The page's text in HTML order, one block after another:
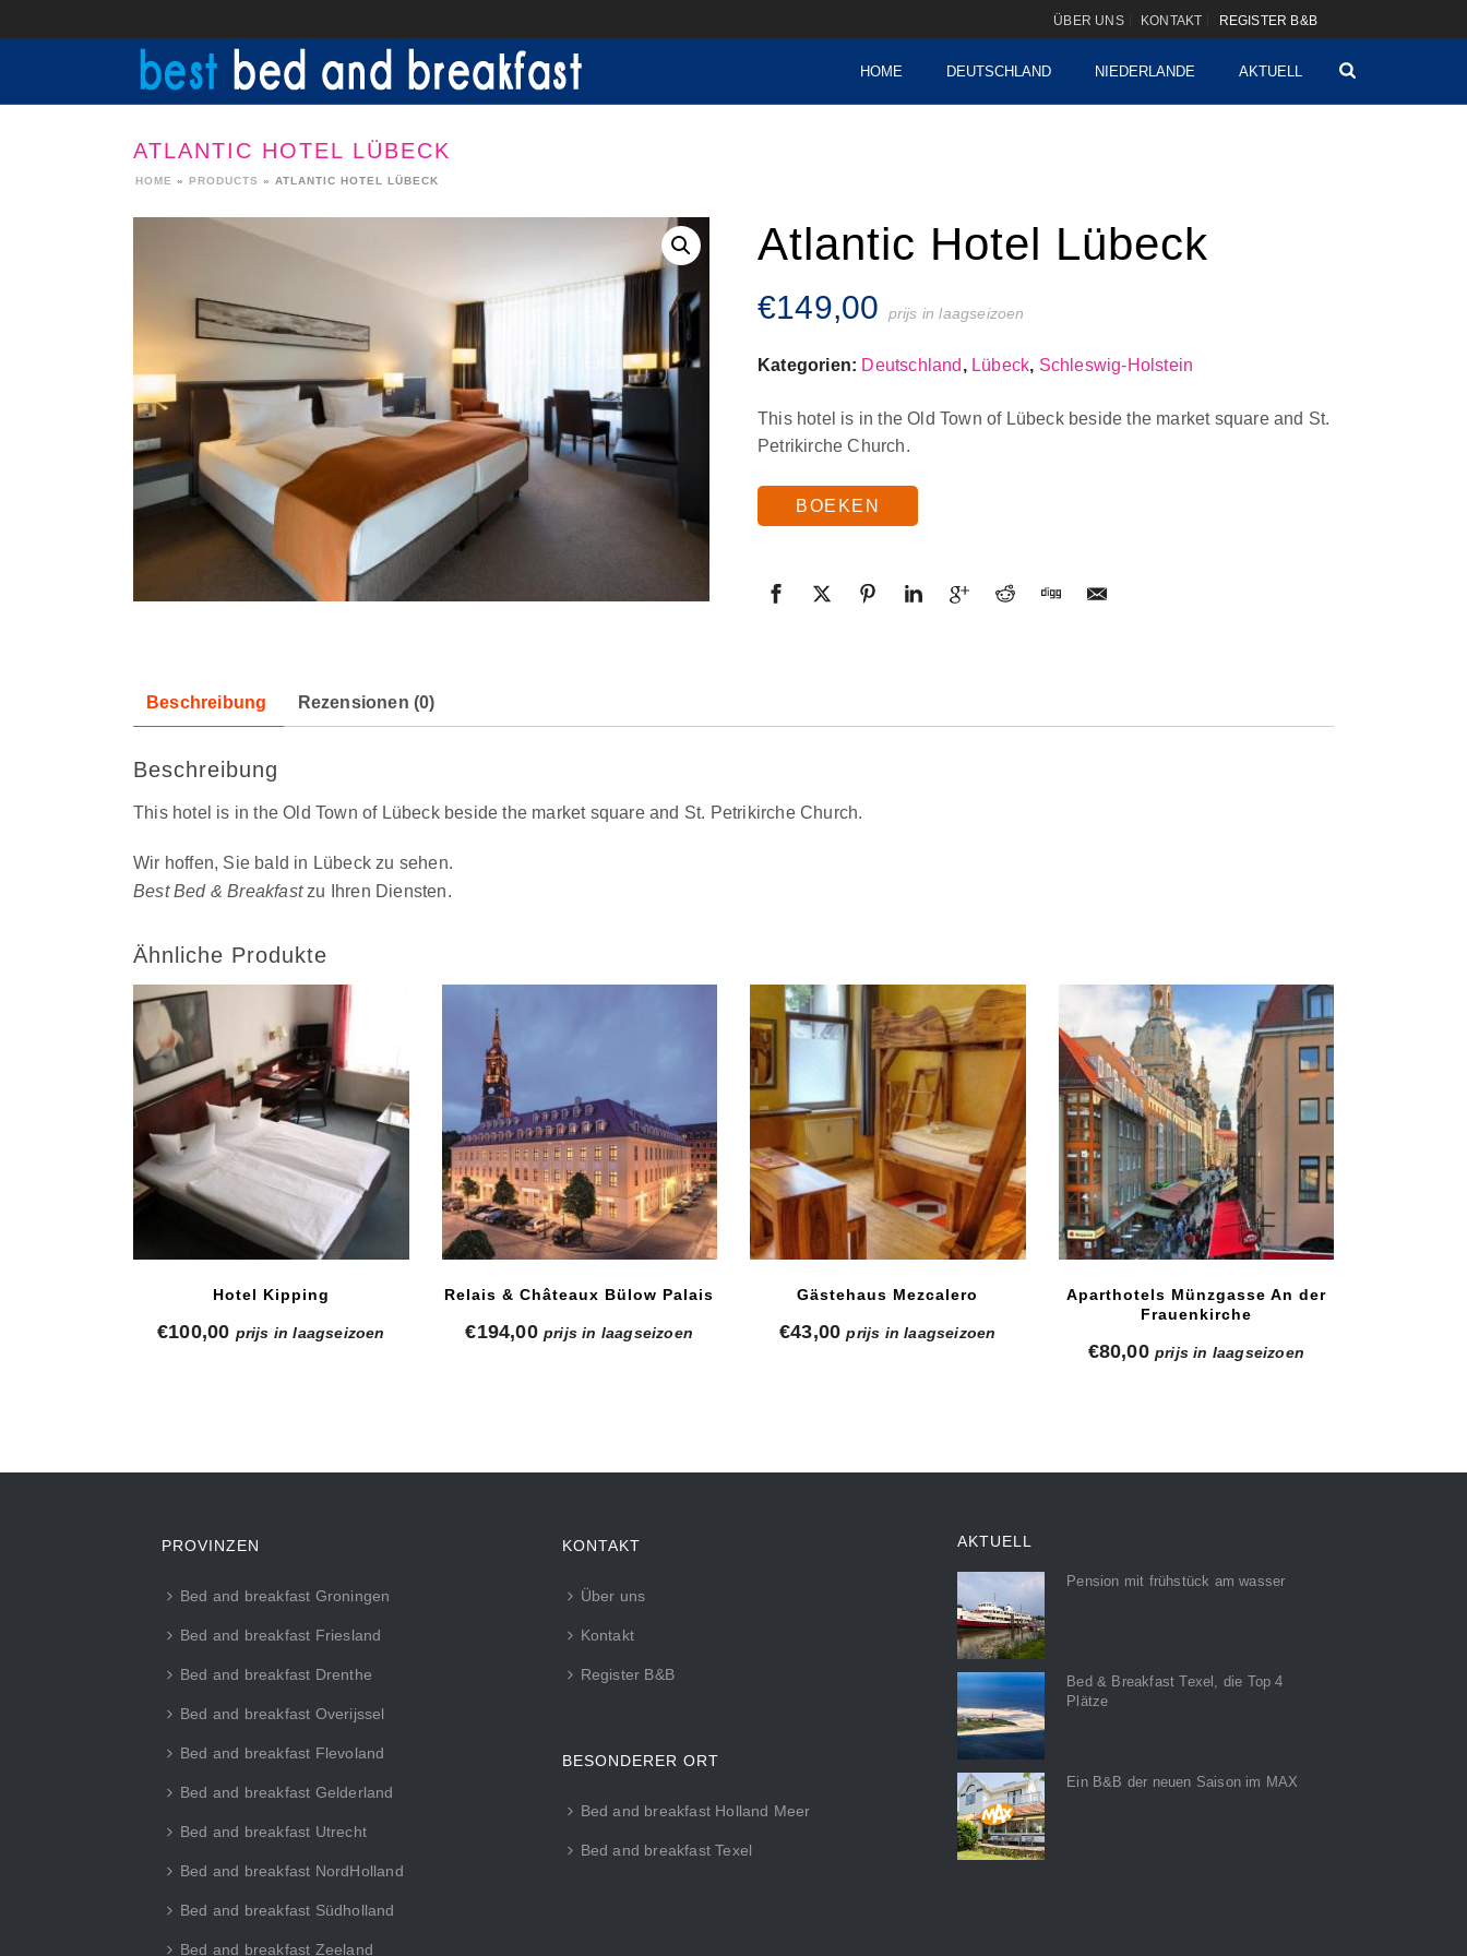
ÜBER UNS KONTAKT REGISTER B&B
HOME DEUTSCHLAND NIEDERLANDE AKTUELL
ATLANTIC HOTEL LÜBECK
HOME » PRODUCTS » ATLANTIC HOTEL LÜBECK
Atlantic Hotel Lübeck
€149,00 prijs in laagseizoen
Kategorien: Deutschland , Lübeck, Schleswig-Holstein
This hotel is in the Old Town of Lübeck beside the market square and St.
Petrikirche Church.
BOEKEN
Beschreibung Rezensionen (0)
Beschreibung
This hotel is in the Old Town of Lübeck beside the market square and St. Petrikirche Church.
Wir hoffen, Sie bald in Lübeck zu sehen.
Best Bed & Breakfastzu Ihren Diensten.
Ähnliche Produkte
Hotel Kipping
€100,00 prijs in laagseizoen
Relais & Châteaux Bülow Palais
€194,00 prijs in laagseizoen
Gästehaus Mezcalero
€43,00 prijs in laagseizoen
Aparthotels Münzgasse An der
Frauenkirche
€80,00 prijs in laagseizoen
PROVINZEN
Bed and breakfast Groningen
Bed and breakfast Friesland
Bed and breakfast Drenthe
Bed and breakfast Overijssel
Bed and breakfast Flevoland
Bed and breakfast Gelderland
Bed and breakfast Utrecht
Bed and breakfast NordHolland
Bed and breakfast Südholland
Bed and breakfast Zeeland
KONTAKT
Über uns
Kontakt
Register B&B
BESONDERER ORT
Bed and breakfast Holland Meer
Bed and breakfast Texel
AKTUELL
Pension mit frühstück am wasser
Bed & Breakfast Texel, die Top 4
Plätze
Ein B&B der neuen Saison im MAX